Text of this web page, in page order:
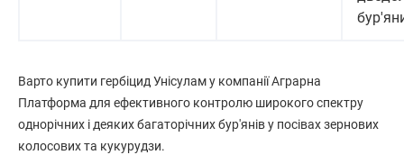
Варто купити гербіцид Унісулам у компанії Аграрна
Платформа для ефективного контролю широкого спектру
однорічних і деяких багаторічних бур'янів у посівах зернових
колосових та кукурудзи.